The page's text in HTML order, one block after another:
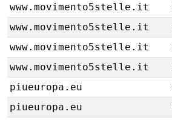
www.movimento5stelle.it
www.movimento5stelle.it
www.movimento5stelle.it
www.movimento5stelle.it
piueuropa.eu
piueuropa.eu